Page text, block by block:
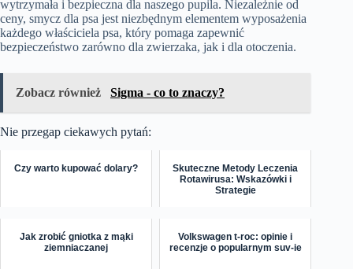
wytrzymała i bezpieczna dla naszego pupila. Niezależnie od
ceny, smycz dla psa jest niezbędnym elementem wyposażenia
każdego właściciela psa, który pomaga zapewnić
bezpieczeństwo zarówno dla zwierzaka, jak i dla otoczenia.
Zobacz również Sigma - co to znaczy?
Nie przegap ciekawych pytań:
Czy warto kupować dolary?
Skuteczne Metody Leczenia
Rotawirusa: Wskazówki i
Strategie
Jak zrobić gniotka z mąki
ziemniaczanej
Volkswagen t-roc: opinie i
recenzje o popularnym suv-ie